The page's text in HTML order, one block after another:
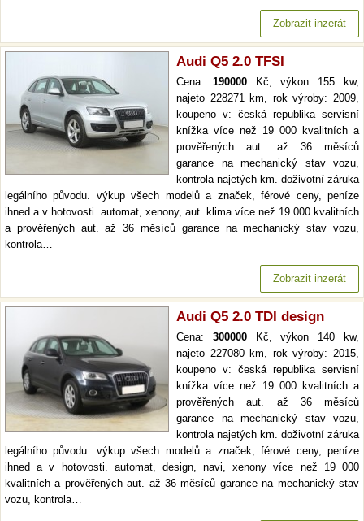
Zobrazit inzerát
Audi Q5 2.0 TFSI
Cena: 190000Kč, výkon 155 kw,
najeto 228271 km, rok výroby: 2009,
koupeno v: česká republika servisní
knížka více než 19 000 kvalitních a
prověřených aut. až 36 měsíců
garance na mechanický stav vozu,
kontrola najetých km. doživotní záruka
legálního původu. výkup všech modelů a značek, férové ceny, peníze
ihned a v hotovosti. automat, xenony, aut. klima více než 19 000 kvalitních
a prověřených aut. až 36 měsíců garance na mechanický stav vozu,
kontrola…
Zobrazit inzerát
Audi Q5 2.0 TDI design
Cena: 300000Kč, výkon 140 kw,
najeto 227080 km, rok výroby: 2015,
koupeno v: česká republika servisní
knížka více než 19 000 kvalitních a
prověřených aut. až 36 měsíců
garance na mechanický stav vozu,
kontrola najetých km. doživotní záruka
legálního původu. výkup všech modelů a značek, férové ceny, peníze
ihned a v hotovosti. automat, design, navi, xenony více než 19 000
kvalitních a prověřených aut. až 36 měsíců garance na mechanický stav
vozu, kontrola…